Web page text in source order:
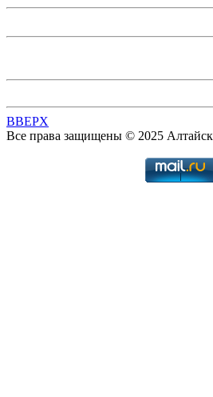
BBEPX
Все права защищены © 2025